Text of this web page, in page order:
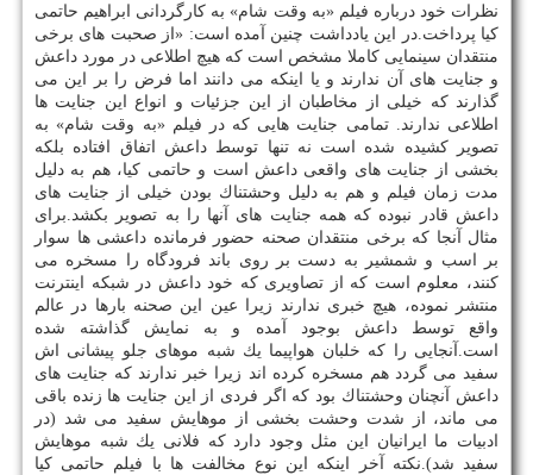
نظرات خود درباره فیلم «به وقت شام» به كارگردانی ابراهیم حاتمی
كیا پرداخت.در این یادداشت چنین آمده است: «از صحبت های برخی
منتقدان سینمایی كاملا مشخص است كه هیچ اطلاعی در مورد داعش
و جنایت های آن ندارند و یا اینكه می دانند اما فرض را بر این می
گذارند كه خیلی از مخاطبان از این جزئیات و انواع این جنایت ها
اطلاعی ندارند. تمامی جنایت هایی كه در فیلم «به وقت شام» به
تصویر كشیده شده است نه تنها توسط داعش اتفاق افتاده بلكه
بخشی از جنایت های واقعی داعش است و حاتمی كیا، هم به دلیل
مدت زمان فیلم و هم به دلیل وحشتناك بودن خیلی از جنایت های
داعش قادر نبوده كه همه جنایت های آنها را به تصویر بكشد.برای
مثال آنجا كه برخی منتقدان صحنه حضور فرمانده داعشی ها سوار
بر اسب و شمشیر به دست بر روی باند فرودگاه را مسخره می
كنند، معلوم است كه از تصاویری كه خود داعش در شبكه اینترنت
منتشر نموده، هیچ خبری ندارند زیرا عین این صحنه بارها در عالم
واقع توسط داعش بوجود آمده و به نمایش گذاشته شده
است.آنجایی را كه خلبان هواپیما یك شبه موهای جلو پیشانی اش
سفید می گردد هم مسخره كرده اند زیرا خبر ندارند كه جنایت های
داعش آنچنان وحشتناك بود كه اگر فردی از این جنایت ها زنده باقی
می ماند، از شدت وحشت بخشی از موهایش سفید می شد (در
ادبیات ما ایرانیان این مثل وجود دارد كه فلانی یك شبه موهایش
سفید شد).نكته آخر اینكه این نوع مخالفت ها با فیلم حاتمی كیا